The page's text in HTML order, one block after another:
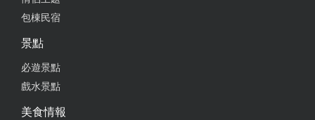
包棟民宿
景點
必遊景點
戲水景點
美食情報